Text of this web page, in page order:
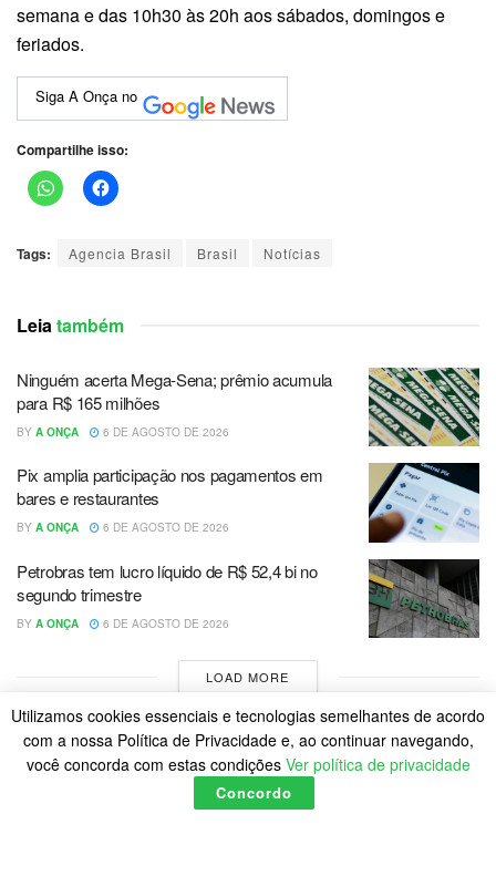
semana e das 10h30 às 20h aos sábados, domingos e
feriados.
Siga A Onça no
Compartilhe isso:
Tags: Agencia Brasil Brasil Notícias
Leia também
Ninguém acerta Mega-Sena; prêmio acumula
para R$ 165 milhões
BY A ONÇA 6 DE AGOSTO DE 2026
Pix amplia participação nos pagamentos em
bares e restaurantes
BY A ONÇA 6 DE AGOSTO DE 2026
Petrobras tem lucro líquido de R$ 52,4 bi no
segundo trimestre
BY A ONÇA 6 DE AGOSTO DE 2026
LOAD MORE
Utilizamos cookies essenciais e tecnologias semelhantes de acordo
com a nossa Política de Privacidade e, ao continuar navegando,
você concorda com estas condições Ver política de privacidade
Concordo